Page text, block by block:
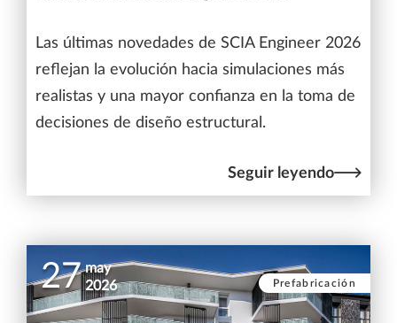
Las últimas novedades de SCIA Engineer 2026
reflejan la evolución hacia simulaciones más
realistas y una mayor confianza en la toma de
decisiones de diseño estructural.
Seguir leyendo
27 may
2026
Prefabricación